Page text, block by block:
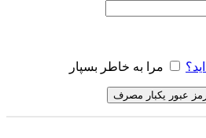
مرا به خاطر بسپار
رمز عبور یکبار مصرف